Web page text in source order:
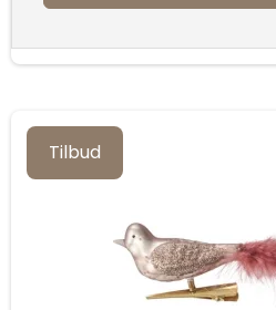
Tilbud